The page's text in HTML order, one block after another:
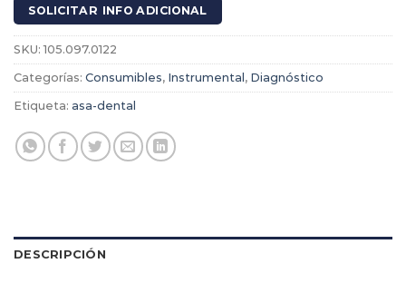
SOLICITAR INFO ADICIONAL
SKU:105.097.0122
Categorías: Consumibles, Instrumental , Diagnóstico
Etiqueta: asa-dental
DESCRIPCIÓN